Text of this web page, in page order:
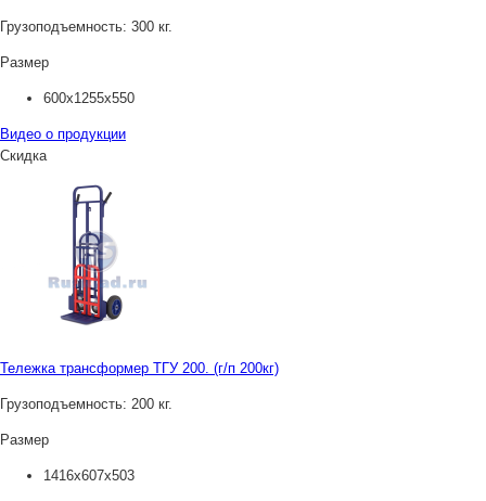
Грузоподъемность: 300 кг.
Размер
600х1255х550
Видео о продукции
Скидка
Тележка трансформер ТГУ 200. (г/п 200кг)
Грузоподъемность: 200 кг.
Размер
1416х607х503